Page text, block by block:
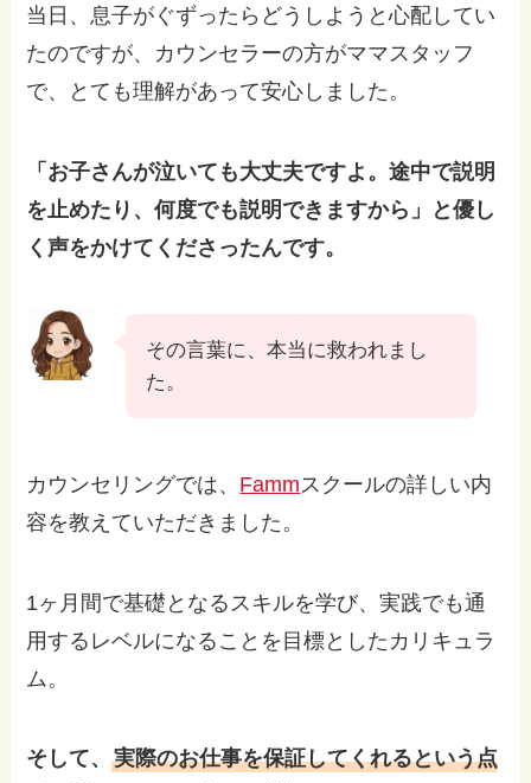
当日、息子がぐずったらどうしようと心配してい
たのですが、カウンセラーの方がママスタッフ
で、とても理解があって安心しました。
「お子さんが泣いても大丈夫ですよ。途中で説明
を止めたり、何度でも説明できますから」と優し
く声をかけてくださったんです。
その言葉に、本当に救われまし
た。
カウンセリングでは、 Famm スクールの詳しい内
容を教えていただきました。
1ヶ月間で基礎となるスキルを学び、実践でも通
用するレベルになることを目標としたカリキュラ
ム。
そして、実際のお仕事を保証してくれるという点